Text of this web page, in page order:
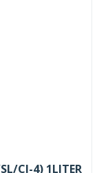
CI-4) 1LITER